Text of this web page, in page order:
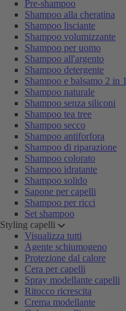
Pre-shampoo
Shampoo alla cheratina
Shampoo lisciante
Shampoo volumizzante
Shampoo per uomo
Shampoo all'argento
Shampoo detergente
Shampoo e balsamo 2 in 1
Shampoo naturale
Shampoo senza siliconi
Shampoo tea tree
Shampoo secco
Shampoo antiforfora
Shampoo di riparazione
Shampoo colorato
Shampoo idratante
Shampoo solido
Sapone per capelli
Shampoo per ricci
Set shampoo
Styling capelli
Visualizza tutti
Agente schiumogeno
Protezione dal calore
Cera per capelli
Spray modellante capelli
Ritocco ricrescita
Crema modellante